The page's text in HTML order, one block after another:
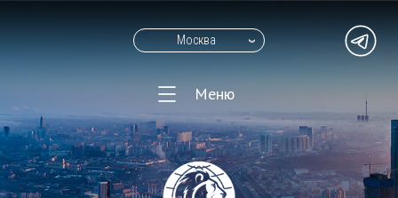
Москва
Меню